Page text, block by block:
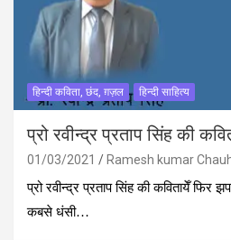
हिन्दी कविता, छंद, ग़ज़ल हिन्दी साहित्य
प्रो रवीन्द्र प्रताप सिंह की
01/03/2021
Ramesh kumar
प्रो रवीन्द्र प्रताप सिंह की कवितायेँ फिर
कबसे धंसी…